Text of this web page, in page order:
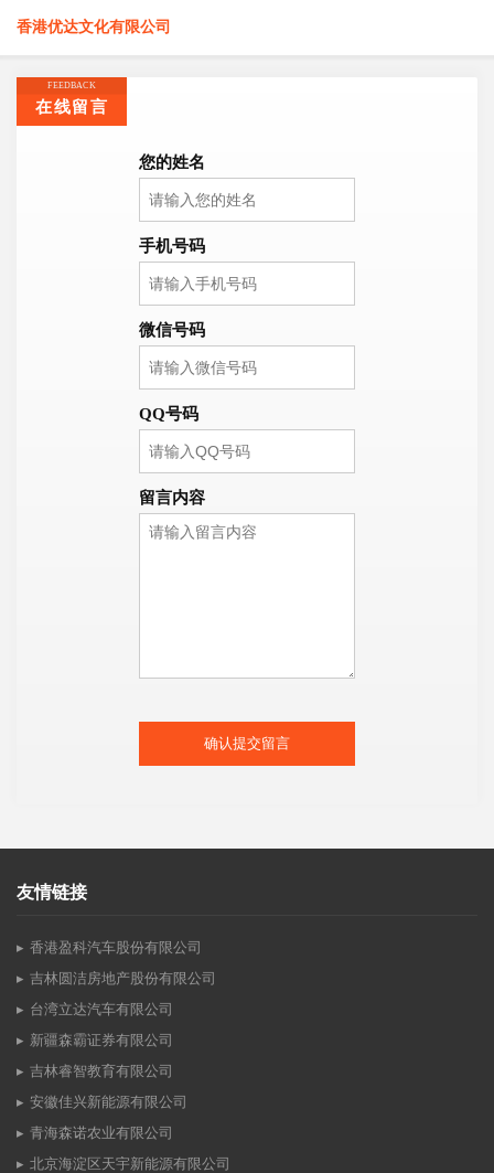
香港优达文化有限公司
FEEDBACK
在线留言
您的姓名
手机号码
微信号码
QQ号码
留言内容
确认提交留言
友情链接
香港盈科汽车股份有限公司
吉林圆洁房地产股份有限公司
台湾立达汽车有限公司
新疆森霸证券有限公司
吉林睿智教育有限公司
安徽佳兴新能源有限公司
青海森诺农业有限公司
北京海淀区天宇新能源有限公司